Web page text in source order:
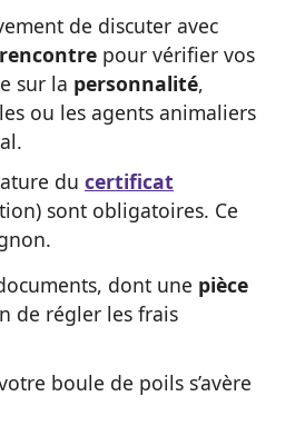
de discuter avec
pour vérifier vos
sur la personnalité,
ou les agents animaliers
du certificat
sont obligatoires. Ce
dont une pièce
de régler les frais
boule de poils s’avère